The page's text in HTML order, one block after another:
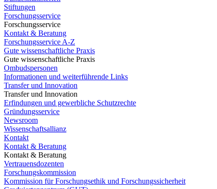
Stiftungen
Forschungsservice
Forschungsservice
Kontakt & Beratung
Forschungsservice A-Z
Gute wissenschaftliche Praxis
Gute wissenschaftliche Praxis
Ombudspersonen
Informationen und weiterführende Links
Transfer und Innovation
Transfer und Innovation
Erfindungen und gewerbliche Schutzrechte
Gründungsservice
Newsroom
Wissenschaftsallianz
Kontakt
Kontakt & Beratung
Kontakt & Beratung
Vertrauensdozenten
Forschungskommission
Kommission für Forschungsethik und Forschungssicherheit